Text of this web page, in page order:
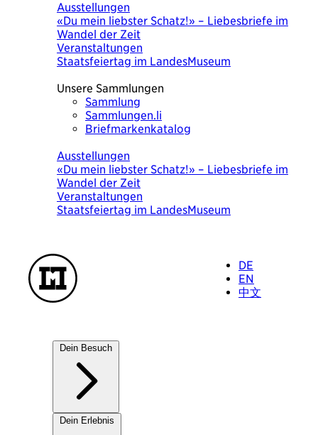
Ausstellungen
«Du mein liebster Schatz!» – Liebesbriefe im
Wandel der Zeit
Veranstaltungen
Staatsfeiertag im LandesMuseum
Unsere Sammlungen
Sammlung
Sammlungen.li
Briefmarkenkatalog
Ausstellungen
«Du mein liebster Schatz!» – Liebesbriefe im
Wandel der Zeit
Veranstaltungen
Staatsfeiertag im LandesMuseum
DE
EN
中文
Dein Besuch
Unsere Häuser
Dein Erlebnis